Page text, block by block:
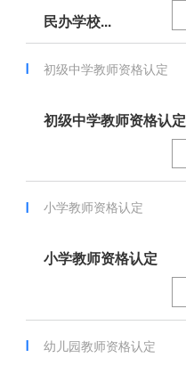
民办学校...
初级中学教师资格认定
初级中学教师资格认定
小学教师资格认定
小学教师资格认定
幼儿园教师资格认定